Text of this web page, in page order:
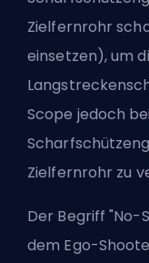
Zielfernrohr
einsetzen), um
Scope jedoch
Zielfernrohr zu
Der Begriff "No-
dem Ego-